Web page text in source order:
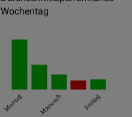
Wochentag
Montag Mittwoch Freitag